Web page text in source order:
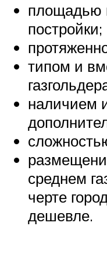
площадью
постройки;
типом и
наличием
среднем
черте
дешевле.